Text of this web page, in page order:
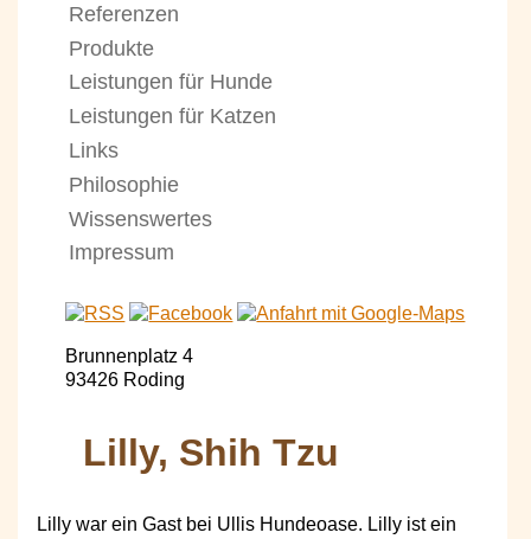
Referenzen
Produkte
Leistungen für Hunde
Leistungen für Katzen
Links
Philosophie
Wissenswertes
Impressum
Brunnenplatz 4
93426 Roding
Lilly, Shih Tzu
Lilly war ein Gast bei Ullis Hundeoase. Lilly ist ein